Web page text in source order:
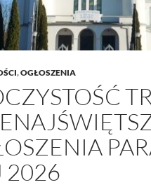
,OGŁOSZENIA
2026